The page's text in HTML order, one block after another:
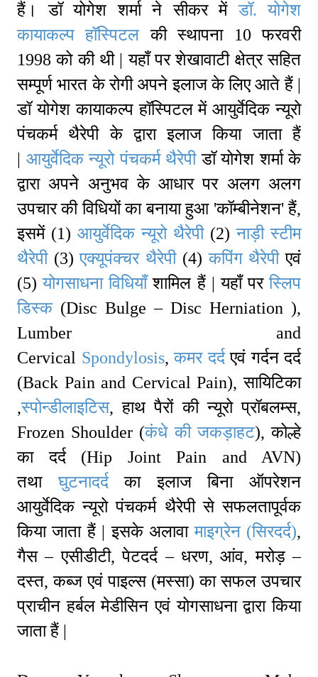
हैं। डॉ योगेश शर्मा ने सीकर मेंडॉ. योगेश
कायाकल्प हॉस्पिटल की स्थापना 10 फरवरी
1998 को की थी | यहाँ पर शेखावाटी क्षेत्र सहित
सम्पूर्ण भारत के रोगी अपने इलाज के लिए आते हैं |
डॉ योगेश कायाकल्प हॉस्पिटल में आयुर्वेदिक न्यूरो
पंचकर्म थैरेपी के द्वारा इलाज किया जाता हैं
| आयुर्वेदिक न्यूरो पंचकर्म थैरेपीडॉ योगेश शर्मा के
द्वारा अपने अनुभव के आधार पर अलग अलग
उपचार की विधियों का बनाया हुआ 'कॉम्बीनेशन' हैं,
इसमें (1) आयुर्वेदिक न्यूरो थैरेपी(2)नाड़ी स्टीम
थैरेपी(3)एक्यूपंक्चर थैरेपी(4)कपिंग थैरेपीएवं
(5)योगसाधना विधियाँशामिल हैं | यहाँ परस्लिप
डिस्क(Disc Bulge – Disc Herniation ),
Lumber and
Cervical Spondylosis,कमरदर्द एवं गर्दन दर्द
(Back Pain and Cervical Pain), सायिटिका
,स्पोन्डीलाइटिस, हाथ पैरों की न्यूरो प्रॉबलम्स,
Frozen Shoulder (कंधे की जकड़ाहट), कोल्हे
का दर्द (Hip Joint Pain and AVN)
तथाघुटनादर्दका इलाज बिना ऑपरेशन
आयुर्वेदिक न्यूरो पंचकर्म थैरेपी से सफलतापूर्वक
किया जाता हैं | इसके अलावामाइग्रेन (सिरदर्द),
गैस – एसीडीटी, पेटदर्द – धरण, आंव, मरोड़ –
दस्त, कब्ज एवं पाइल्स (मस्सा) का सफल उपचार
प्राचीन हर्बल मेडीसिन एवं योगसाधना द्वारा किया
जाता हैं |